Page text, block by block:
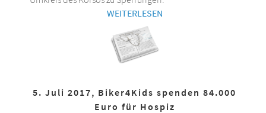
WEITERLESEN
5. Juli 2017, Biker4Kids spenden 84.000
Euro für Hospiz